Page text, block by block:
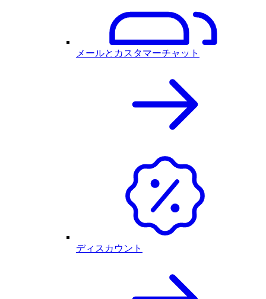
メールとカスタマーチャット
ディスカウント